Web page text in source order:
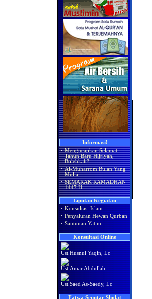
Informasi!
· Mengucapkan Selamat
Tahun Baru Hijriyah,
Bolehkah?
· Al-Muharrom Bulan Yang
Mulia
· SEMARAK RAMADHAN
1447 H
Liputan Kegiatan
· Konsultasi Islam
· Penyaluran Hewan Qurban
· Santunan Yatim
Konsultasi Online
Ust.Husnul Yaqin, Lc
Ust.Amar Abdullah
Ust.Saed As-Saedy, Lc
Fatwa Seputar Sholat